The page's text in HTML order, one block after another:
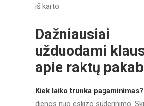
iš karto.
Dažniausiai
užduodami
apie raktų
Kiek laiko trunka pagaminimas?
dienos nuo eskizo suderinimo.